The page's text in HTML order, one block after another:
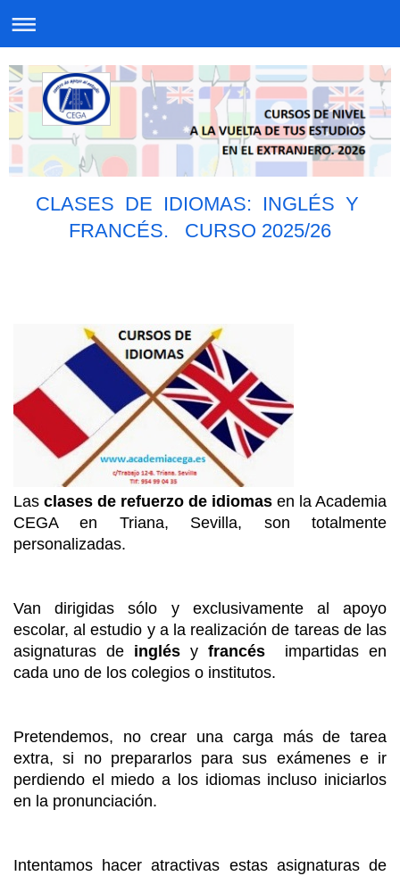
CLASES DE IDIOMAS: INGLÉS Y
FRANCÉS. CURSO 2025/26
Las clases de refuerzo de idiomas en la Academia
CEGA en Triana, Sevilla, son totalmente
personalizadas.
Van dirigidas sólo y exclusivamente al apoyo
escolar, al estudio y a la realización de tareas de las
asignaturas de inglés y francés
impartidas en
cada uno de los colegios o institutos.
Pretendemos, no crear una carga más de tarea
extra, si no prepararlos para sus exámenes e ir
perdiendo el miedo a los idiomas incluso iniciarlos
en la pronunciación.
Intentamos hacer atractivas estas asignaturas de